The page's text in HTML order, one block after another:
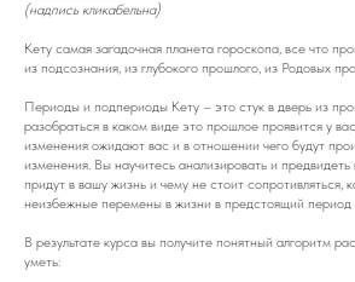
(надпись кликабельна)
Кету самая загадочная планета гороскопа, все что
из подсознания, из глубокого прошлого, из Родовых
Периоды и подпериоды Кету – это стук в дверь из
разобраться в каком виде это прошлое проявится у
изменения ожидают вас и в отношении чего будут
изменения. Вы научитесь анализировать и
придут в вашу жизнь и чему не стоит сопротивляться,
неизбежные перемены в жизни в предстоящий период
В результате курса вы получите понятный алгоритм
уметь: